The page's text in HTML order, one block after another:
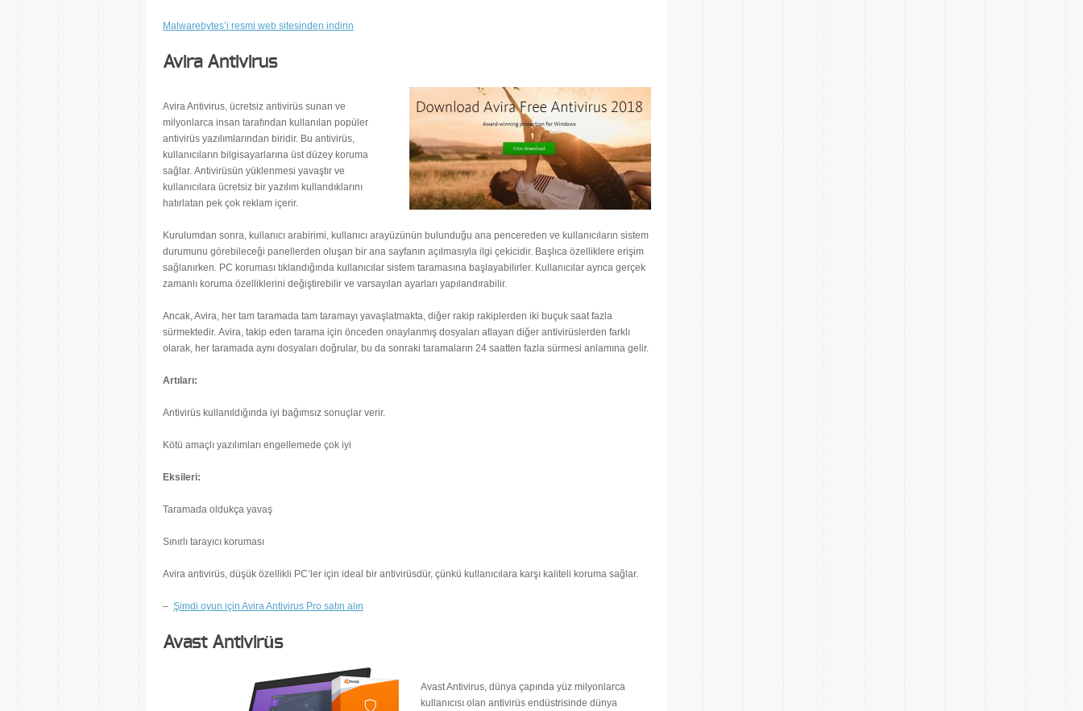
Malwarebytes’i resmi web sitesinden indirin
Avira Antivirus
Avira Antivirus, ücretsiz antivirüs sunan ve
milyonlarca insan tarafından kullanılan popüler
antivirüs yazılımlarından biridir. Bu antivirüs,
kullanıcıların bilgisayarlarına üst düzey koruma
sağlar. Antivirüsün yüklenmesi yavaştır ve
kullanıcılara ücretsiz bir yazılım kullandıklarını
hatırlatan pek çok reklam içerir.
Kurulumdan sonra, kullanıcı arabirimi, kullanıcı arayüzünün bulunduğu ana pencereden ve kullanıcıların sistem
durumunu görebileceği panellerden oluşan bir ana sayfanın açılmasıyla ilgi çekicidir. Başlıca özelliklere erişim
sağlanırken. PC koruması tıklandığında kullanıcılar sistem taramasına başlayabilirler. Kullanıcılar ayrıca gerçek
zamanlı koruma özelliklerini değiştirebilir ve varsayılan ayarları yapılandırabilir.
Ancak, Avira, her tam taramada tam taramayı yavaşlatmakta, diğer rakip rakiplerden iki buçuk saat fazla
sürmektedir. Avira, takip eden tarama için önceden onaylanmış dosyaları atlayan diğer antivirüslerden farklı
olarak, her taramada aynı dosyaları doğrular, bu da sonraki taramaların 24 saatten fazla sürmesi anlamına gelir.
Artıları:
Antivirüs kullanıldığında iyi bağımsız sonuçlar verir.
Kötü amaçlı yazılımları engellemede çok iyi
Eksileri:
Taramada oldukça yavaş
Sınırlı tarayıcı koruması
Avira antivirüs, düşük özellikli PC’ler için ideal bir antivirüsdür, çünkü kullanıcılara karşı kaliteli koruma sağlar.
– Şimdi oyun için Avira Antivirus Pro satın alın
Avast Antivirüs
Avast Antivirus, dünya çapında yüz milyonlarca
kullanıcısı olan antivirüs endüstrisinde dünya